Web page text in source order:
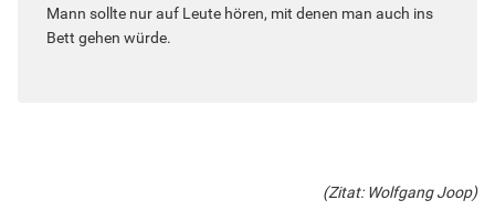
Mann sollte nur auf Leute hören, mit denen man auch ins
Bett gehen würde.
(Zitat: Wolfgang Joop)